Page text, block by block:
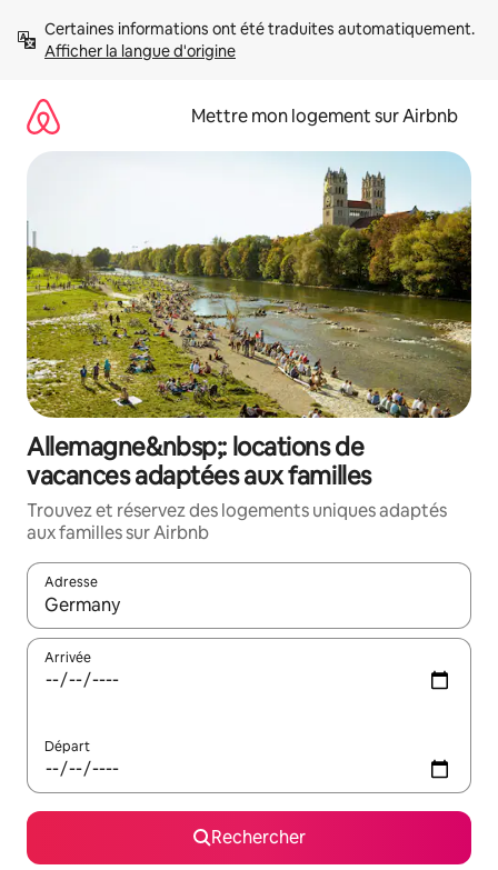
directement
Afficher la langue d'origine
Mettre mon logement sur Airbnb
Allemagne&nbsp;: locations de
vacances adaptées aux familles
Trouvez et réservez des logements uniques adaptés
aux familles sur Airbnb
Adresse
Lorsque les résultats s'affichent, utilisez les flèches vers le
Arrivée
Départ
Rechercher